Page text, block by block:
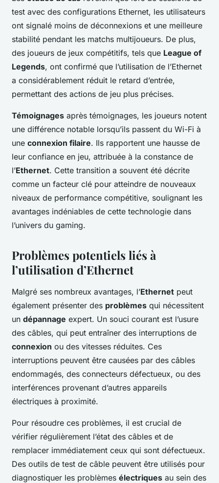
test avec des configurations Ethernet, les utilisateurs
ont signalé moins de déconnexions et une meilleure
stabilité pendant les matchs multijoueurs. De plus,
des joueurs de jeux compétitifs, tels que League of
Legends, ont confirmé que l’utilisation de l’Ethernet
a considérablement réduit le retard d’entrée,
permettant des actions de jeu plus précises.
Témoignages après témoignages, les joueurs notent
une différence notable lorsqu’ils passent du Wi-Fi à
une connexion filaire. Ils rapportent une hausse de
leur confiance en jeu, attribuée à la constance de
l’Ethernet. Cette transition a souvent été décrite
comme un facteur clé pour atteindre de nouveaux
niveaux de performance compétitive, soulignant les
avantages indéniables de cette technologie dans
l’univers du gaming.
Problèmes potentiels liés à
l’utilisation d’Ethernet
Malgré ses nombreux avantages, l’Ethernet peut
également présenter des problèmes qui nécessitent
un dépannage expert. Un souci courant est l’usure
des câbles, qui peut entraîner des interruptions de
connexion ou des vitesses réduites. Ces
interruptions peuvent être causées par des câbles
endommagés, des connecteurs défectueux, ou des
interférences provenant d’autres appareils
électriques à proximité.
Pour résoudre ces problèmes, il est crucial de
vérifier régulièrement l’état des câbles et de
remplacer immédiatement ceux qui sont défectueux.
Des outils de test de câble peuvent être utilisés pour
diagnostiquer les problèmes électriques au sein des